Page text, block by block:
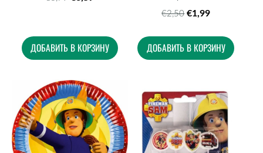
ДОБАВИТЬ В КОРЗИНУ
€2,50 €1,99
ДОБАВИТЬ В КОРЗИНУ